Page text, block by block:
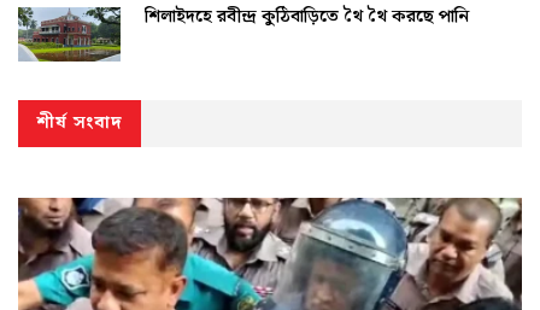
শিলাইদহে রবীন্দ্র কুঠিবাড়িতে থৈ থৈ করছে পানি
শীর্ষ সংবাদ